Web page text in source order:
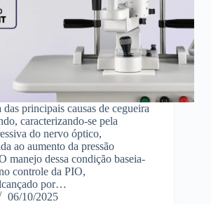
principais causas de cegueira
caracterizando-se pela
do nervo óptico,
ao aumento da pressão
manejo dessa condição baseia-
controle da PIO,
por…
06/10/2025